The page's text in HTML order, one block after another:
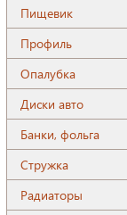
Пищевик
Профиль
Опалубка
Диски авто
Банки, фольга
Стружка
Радиаторы